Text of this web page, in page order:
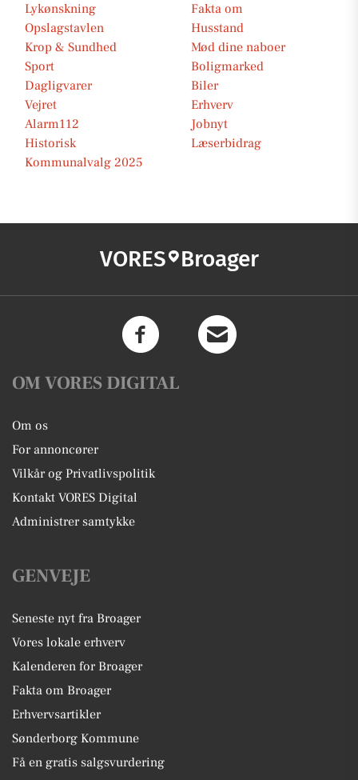
Lykønskning
Fakta om
Opslagstavlen
Husstand
Krop & Sundhed
Mød dine naboer
Sport
Boligmarked
Dagligvarer
Biler
Vejret
Erhverv
Alarm112
Jobnyt
Historisk
Læserbidrag
Kommunalvalg 2025
VORES Broager
OM VORES DIGITAL
Om os
For annoncører
Vilkår og Privatlivspolitik
Kontakt VORES Digital
Administrer samtykke
GENVEJE
Seneste nyt fra Broager
Vores lokale erhverv
Kalenderen for Broager
Fakta om Broager
Erhvervsartikler
Sønderborg Kommune
Få en gratis salgsvurdering